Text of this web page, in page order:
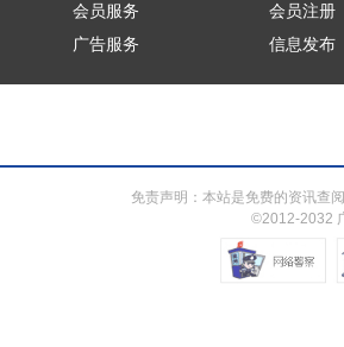
会员服务
广告服务
会员注册
信息发布
免责声明：本站是免费的资讯查
©2012-2032